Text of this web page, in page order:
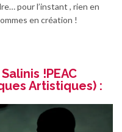
pour l’instant , rien en
en création !
!PEAC
Artistiques) :